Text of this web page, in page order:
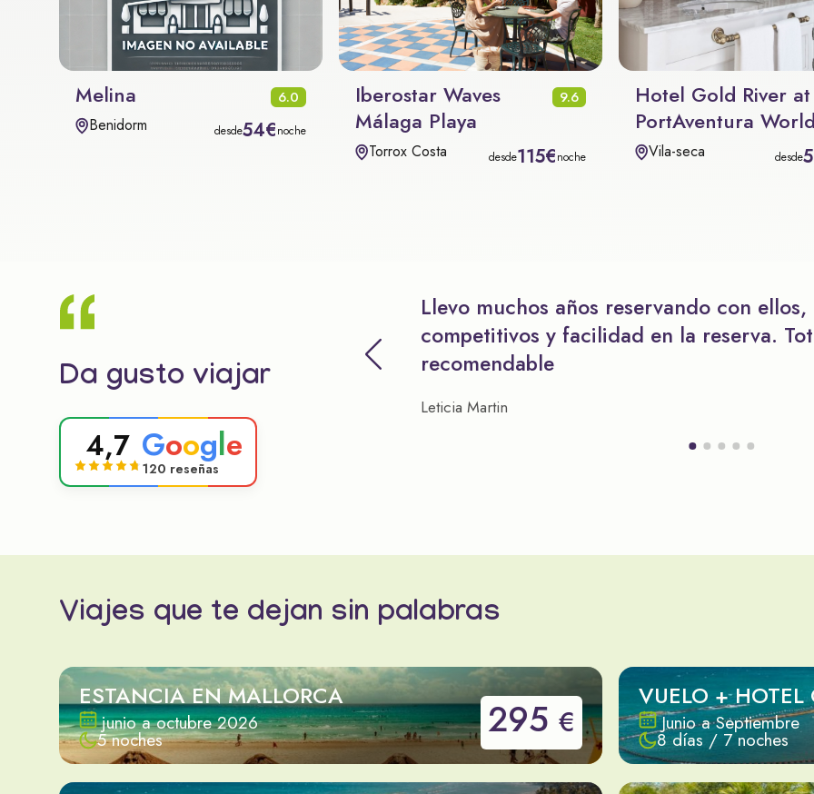
Melina 6.0
Benidorm desde54€noche
Iberostar Waves
Málaga Playa
9.6
Torrox Costa desde115€noche
Hotel Gold River at
PortAventura World
Vila-seca desde
Da gusto viajar
4,7 Google
120 reseñas
Llevo muchos años reservando con
competitivos y facilidad en la reserva.
recomendable
Leticia Martin
Viajes que te dejan sin palabras
ESTANCIA EN MALLORCA
junio a octubre 2026
5 noches 295 €
VUELO + HOTEL
Junio a Septiembre
8 días / 7 noches